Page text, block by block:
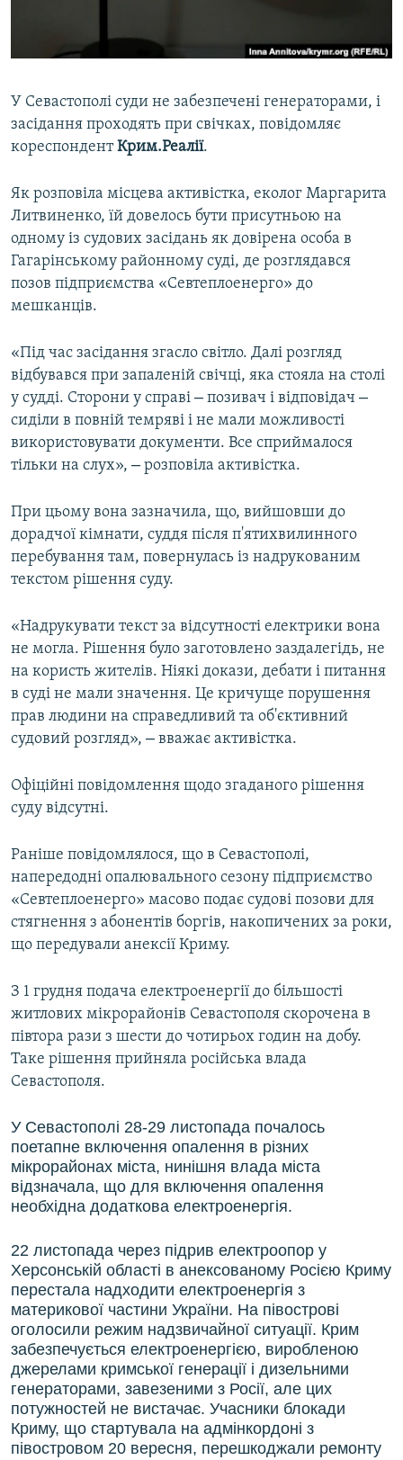
СВІДЧЕННЯ ОКУПАЦІЇ
Qırımtatar
Усі сайти RFE/RL
У Севастополі суди не забезпечені генераторами, і
засідання проходять при свічках, повідомляє
кореспондентКрим.Реалії.
Як розповіла місцева активістка, еколог Маргарита
Литвиненко, їй довелось бути присутньою на
одному із судових засідань як довірена особа в
Гагарінському районному суді, де розглядався
позов підприємства «Севтеплоенерго» до
мешканців.
«Під час засідання згасло світло. Далі розгляд
відбувався при запаленій свічці, яка стояла на столі
у судді. Сторони у справі – позивач і відповідач –
сиділи в повній темряві і не мали можливості
використовувати документи. Все сприймалося
тільки на слух», – розповіла активістка.
При цьому вона зазначила, що, вийшовши до
дорадчої кімнати, суддя після п'ятихвилинного
перебування там, повернулась із надрукованим
текстом рішення суду.
«Надрукувати текст за відсутності електрики вона
не могла. Рішення було заготовлено заздалегідь, не
на користь жителів. Ніякі докази, дебати і питання
в суді не мали значення. Це кричуще порушення
прав людини на справедливий та об'єктивний
судовий розгляд», – вважає активістка.
Офіційні повідомлення щодо згаданого рішення
суду відсутні.
Раніше повідомлялося, що в Севастополі,
напередодні опалювального сезону підприємство
«Севтеплоенерго» масово подає судові позови для
стягнення з абонентів боргів, накопичених за роки,
що передували анексії Криму.
З 1 грудня подача електроенергії до більшості
житлових мікрорайонів Севастополя скорочена в
півтора рази з шести до чотирьох годин на добу.
Таке рішення прийняла російська влада
Севастополя.
У Севастополі 28-29 листопада почалось
поетапне включення опалення в різних
мікрорайонах міста, нинішня влада міста
відзначала, що для включення опалення
необхідна додаткова електроенергія.
22 листопада через підрив електроопор у
Херсонській області в анексованому Росією Криму
перестала надходити електроенергія з
материкової частини України. На півострові
оголосили режим надзвичайної ситуації. Крим
забезпечується електроенергією, виробленою
джерелами кримської генерації і дизельними
генераторами, завезеними з Росії, але цих
потужностей не вистачає. Учасники блокади
Криму, що стартувала на адмінкордоні з
півостровом 20 вересня, перешкоджали ремонту